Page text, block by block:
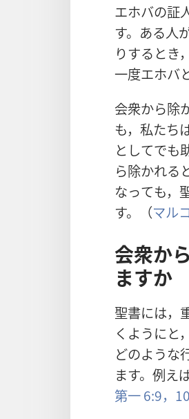
エホバの証
す。ある人
りするとき
一度エホバ
会衆から除
も， 私たち
としてでも
ら除かれる
なっても，
す。（マル
会衆から
ますか
聖書には，
くようにと
どのような
ます。 例え
第一6:9，10